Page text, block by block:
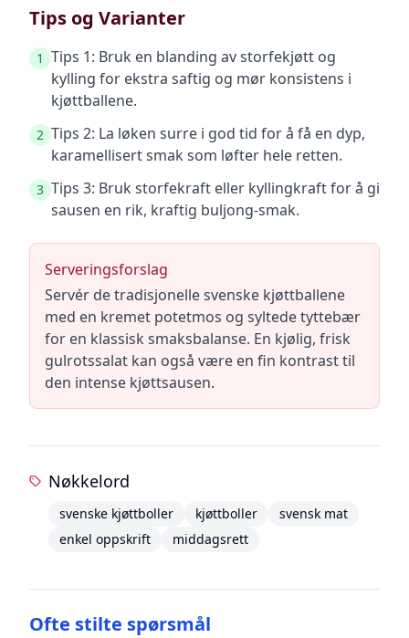
Tips og Varianter
1 Tips 1: Bruk en blanding av storfekjøtt og
kylling for ekstra saftig og mør konsistens i
kjøttballene.
2 Tips 2: La løken surre i god tid for å få en dyp,
karamellisert smak som løfter hele retten.
3 Tips 3: Bruk storfekraft eller kyllingkraft for å gi
sausen en rik, kraftig buljong-smak.
Serveringsforslag
Servér de tradisjonelle svenske kjøttballene
med en kremet potetmos og syltede tyttebær
for en klassisk smaksbalanse. En kjølig, frisk
gulrotssalat kan også være en fin kontrast til
den intense kjøttsausen.
Nøkkelord
svenske kjøttboller kjøttboller
svensk mat
enkel oppskrift
middagsrett
Ofte stilte spørsmål